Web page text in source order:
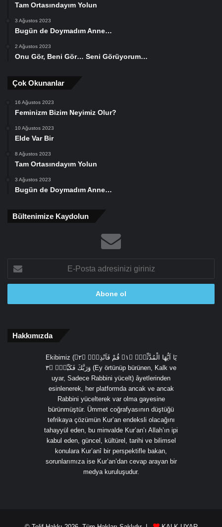
Tam Ortasındayım Yolun
3 Ağustos 2023
Bugün de Doymadım Anne…
2 Ağustos 2023
Onu Gör, Beni Gör… Seni Görüyorum…
Çok Okunanlar
16 Ağustos 2023
Feminizm Bizim Neyimiz Olur?
10 Ağustos 2023
Elde Var Bir
8 Ağustos 2023
Tam Ortasındayım Yolun
3 Ağustos 2023
Bugün de Doymadım Anne…
Bültenimize Kaydolun
Posta
adresinizi
Hakkımızda
Ekibimiz (يَٓا اَيُّهَا الْمُدَّثِّرُۙ ﴿١﴾ قُمْ فَاَنْذِرْۙ ﴿٢﴾
وَرَبَّكَ فَكَبِّرْۙ ﴿٣ (Ey örtünüp bürünen, Kalk ve
uyar, Sadece Rabbini yücelt) âyetlerinden
esinlenerek, her platformda ancak ve ancak
Rabbini yücelterek var olma gayesine
bürünmüştür. Ümmet coğrafyasının düştüğü
tefrikaya çözümün Kur’an endeksli olacağını
tahayyül eden, bu minvalde Kur’an’ı Allah’ın ipi
kabul eden, güncel, kültürel, tarihi ve bilimsel
konulara Kur’anî bir perspektifle bakan,
sorunlarımıza ise Kur’an’dan cevap arayan bir
medya kuruluşudur.